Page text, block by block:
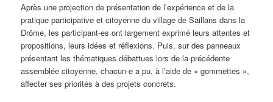
Après une projection de présentation de l’expérience et de la
pratique participative et citoyenne du village de Saillans dans la
Drôme, les participant-es ont largement exprimé leurs attentes et
propositions, leurs idées et réflexions. Puis, sur des panneaux
présentant les thématiques débattues lors de la précédente
assemblée citoyenne, chacun-e a pu, à l’aide de « gommettes »,
affecter ses priorités à des projets concrets.